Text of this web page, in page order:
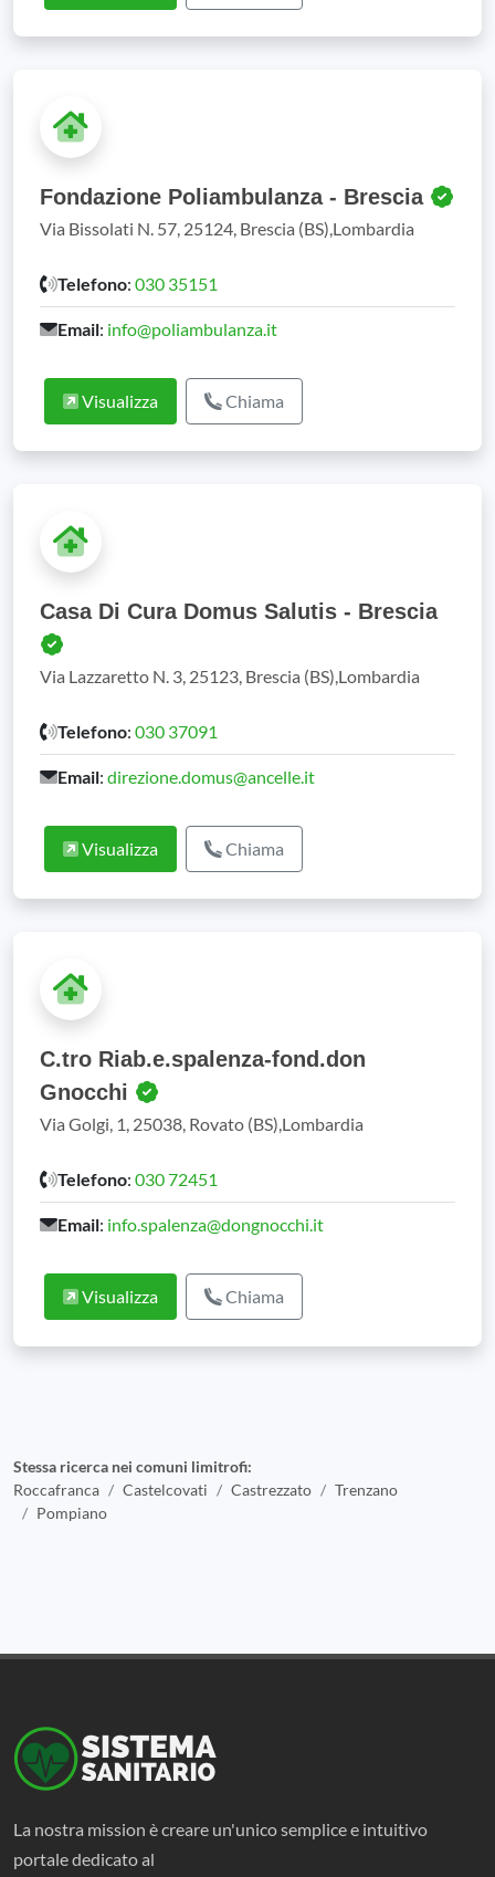
Fondazione Poliambulanza - Brescia
Via Bissolati N. 57, 25124, Brescia (BS),Lombardia
Telefono: 030 35151
Email: info@poliambulanza.it
Visualizza Chiama
Casa Di Cura Domus Salutis - Brescia
Via Lazzaretto N. 3, 25123, Brescia (BS),Lombardia
Telefono: 030 37091
Email: direzione.domus@ancelle.it
Visualizza Chiama
C.tro Riab.e.spalenza-fond.don
Gnocchi
Via Golgi, 1, 25038, Rovato (BS),Lombardia
Telefono: 030 72451
Email: info.spalenza@dongnocchi.it
Visualizza Chiama
Stessa ricerca nei comuni limitrofi:
Roccafranca
Castelcovati Castrezzato
Trenzano
Pompiano
La nostra mission è creare un'unico semplice e intuitivo
portale dedicato al